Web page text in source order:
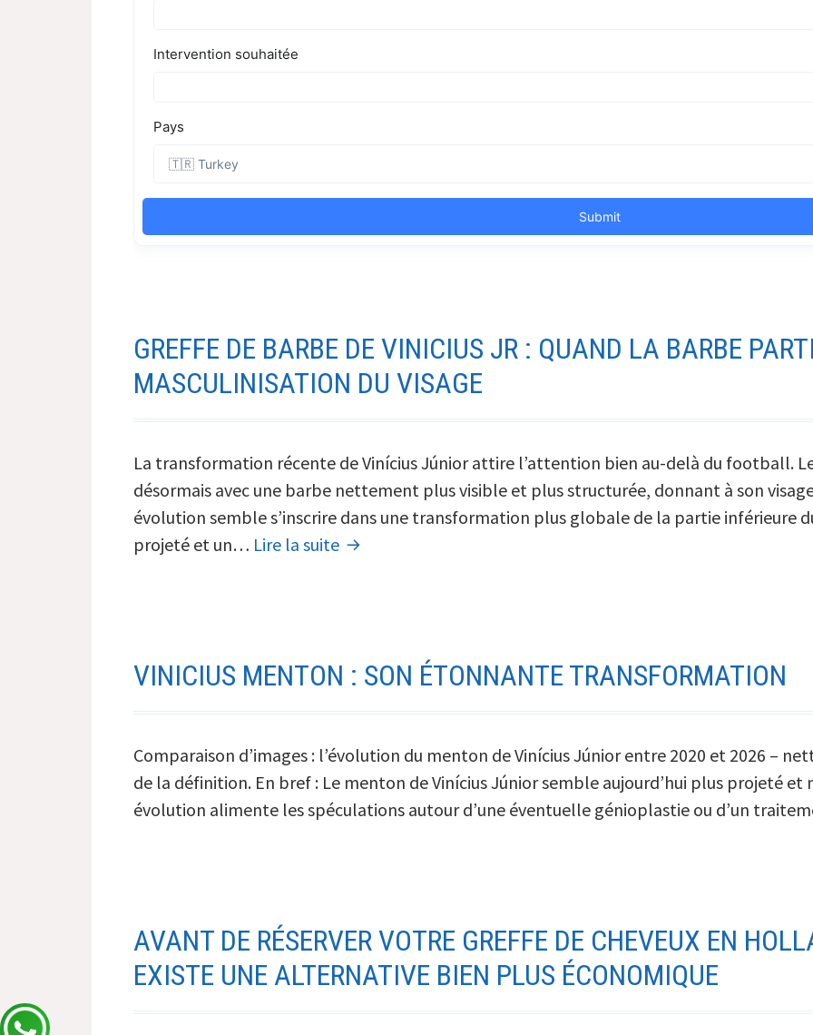
GREFFE DE BARBE DE VINICIUS JR : QUAND LA BARBE
MASCULINISATION DU VISAGE
La transformation récente de Vinícius Júnior attire l’attention bien au-delà du football.
désormais avec une barbe nettement plus visible et plus structurée, donnant à son
évolution semble s’inscrire dans une transformation plus globale de la partie inférieure
projeté et un… Lire la suite Greffe
Jr
:
la
barbe
participe
du
visage
VINICIUS MENTON : SON ÉTONNANTE TRANSFORMATION
Comparaison d’images : l’évolution du menton de Vinícius Júnior entre 2020 et 2026 –
de la définition. En bref : Le menton de Vinícius Júnior semble aujourd’hui plus projeté et
évolution alimente les spéculations autour d’une éventuelle génioplastie ou d’un
AVANT DE RÉSERVER VOTRE GREFFE DE CHEVEUX EN
EXISTE UNE ALTERNATIVE BIEN PLUS ÉCONOMIQUE